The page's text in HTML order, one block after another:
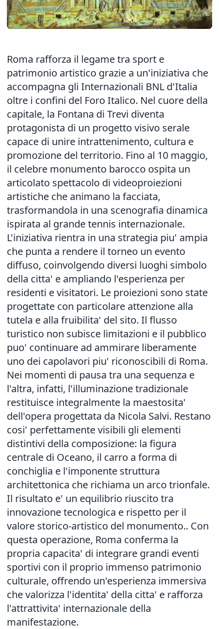
Roma rafforza il legame tra sport e
patrimonio artistico grazie a un'iniziativa che
accompagna gli Internazionali BNL d'Italia
oltre i confini del Foro Italico. Nel cuore della
capitale, la Fontana di Trevi diventa
protagonista di un progetto visivo serale
capace di unire intrattenimento, cultura e
promozione del territorio. Fino al 10 maggio,
il celebre monumento barocco ospita un
articolato spettacolo di videoproiezioni
artistiche che animano la facciata,
trasformandola in una scenografia dinamica
ispirata al grande tennis internazionale.
L'iniziativa rientra in una strategia piu' ampia
che punta a rendere il torneo un evento
diffuso, coinvolgendo diversi luoghi simbolo
della citta' e ampliando l'esperienza per
residenti e visitatori. Le proiezioni sono state
progettate con particolare attenzione alla
tutela e alla fruibilita' del sito. Il flusso
turistico non subisce limitazioni e il pubblico
puo' continuare ad ammirare liberamente
uno dei capolavori piu' riconoscibili di Roma.
Nei momenti di pausa tra una sequenza e
l'altra, infatti, l'illuminazione tradizionale
restituisce integralmente la maestosita'
dell'opera progettata da Nicola Salvi. Restano
cosi' perfettamente visibili gli elementi
distintivi della composizione: la figura
centrale di Oceano, il carro a forma di
conchiglia e l'imponente struttura
architettonica che richiama un arco trionfale.
Il risultato e' un equilibrio riuscito tra
innovazione tecnologica e rispetto per il
valore storico-artistico del monumento.. Con
questa operazione, Roma conferma la
propria capacita' di integrare grandi eventi
sportivi con il proprio immenso patrimonio
culturale, offrendo un'esperienza immersiva
che valorizza l'identita' della citta' e rafforza
l'attrattivita' internazionale della
manifestazione.